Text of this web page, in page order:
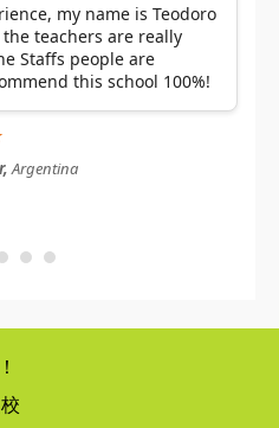
my name is Teodoro
teachers are really
Staffs people are
this school 100%!
Argentina